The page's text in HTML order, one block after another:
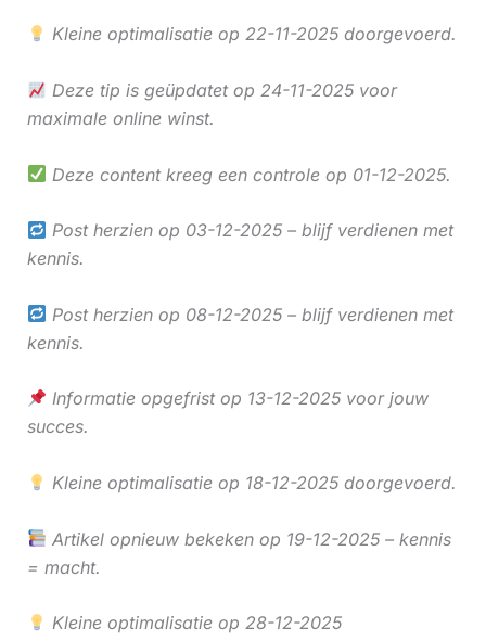
Kleine optimalisatie op 22-11-2025 doorgevoerd.
Deze tip is geüpdatet op 24-11-2025 voor
maximale online winst.
Deze content kreeg een controle op 01-12-2025.
Post herzien op 03-12-2025 – blijf verdienen met
kennis.
Post herzien op 08-12-2025 – blijf verdienen met
kennis.
Informatie opgefrist op 13-12-2025 voor jouw
succes.
Kleine optimalisatie op 18-12-2025 doorgevoerd.
Artikel opnieuw bekeken op 19-12-2025 – kennis
= macht.
Kleine optimalisatie op 28-12-2025